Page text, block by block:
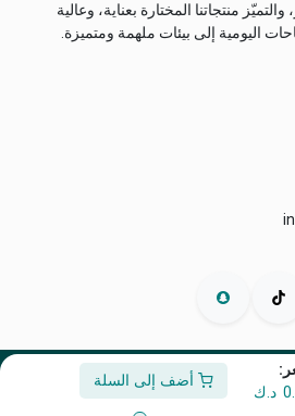
د.ك
أضف إلى السلة
منتجاتنا المختارة بعناية، وعالية
اليومية إلى بيئات ملهمة ومتميزة.
English (US)